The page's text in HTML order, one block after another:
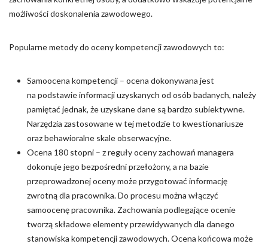
możliwości doskonalenia zawodowego.
Popularne metody do oceny kompetencji zawodowych to:
Samoocena kompetencji – ocena dokonywana jest
na podstawie informacji uzyskanych od osób badanych, należy
pamiętać jednak, że uzyskane dane są bardzo subiektywne.
Narzędzia zastosowane w tej metodzie to kwestionariusze
oraz behawioralne skale obserwacyjne.
Ocena 180 stopni – z reguły oceny zachowań managera
dokonuje jego bezpośredni przełożony, a na bazie
przeprowadzonej oceny może przygotować informację
zwrotną dla pracownika. Do procesu można włączyć
samoocenę pracownika. Zachowania podlegające ocenie
tworzą składowe elementy przewidywanych dla danego
stanowiska kompetencji zawodowych. Ocena końcowa może
Akceptuj wszystko